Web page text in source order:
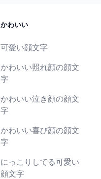
かわいい
可愛い顔文字
かわいい照れ顔の顔文
字
かわいい泣き顔の顔文
字
かわいい喜び顔の顔文
字
にっこりしてる可愛い
顔文字